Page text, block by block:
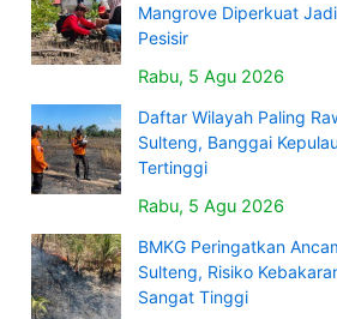
Mangrove Diperkuat
Pesisir
Rabu, 5 Agu 2026
Daftar Wilayah Paling
Sulteng, Banggai
Tertinggi
Rabu, 5 Agu 2026
BMKG Peringatkan
Sulteng, Risiko
Sangat Tinggi